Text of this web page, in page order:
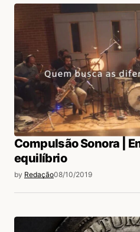
Compulsão Sonora |
equilíbrio
by Redação08/10/2019